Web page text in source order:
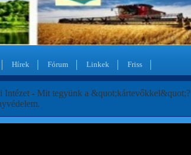
Hírek Fórum Linkek Friss
Intézet - Mit tegyünk a &quot;kártevőkkel&quot;?